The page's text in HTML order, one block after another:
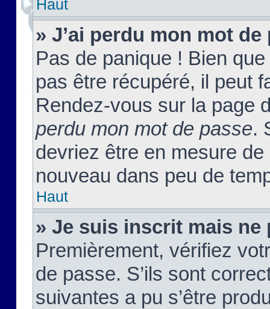
Haut
» J’ai perdu mon mot de
Pas de panique ! Bien
pas être récupéré, il peut
Rendez-vous sur la page
perdu mon mot de passe.
devriez être en mesure
nouveau dans peu de
Haut
» Je suis inscrit mais ne
Premièrement, vérifiez
de passe. S’ils sont
suivantes a pu s’être